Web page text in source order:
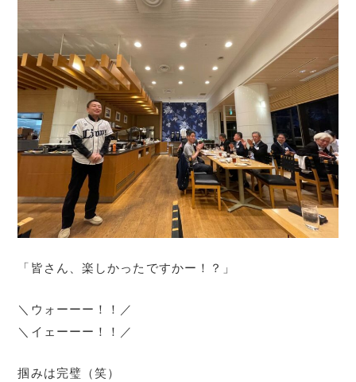
「皆さん、楽しかったですかー！？」
＼ウォーーー！！／
＼イェーーー！！／
掴みは完璧（笑）